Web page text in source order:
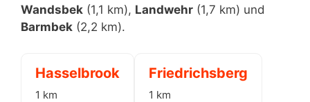
Wandsbek (1,1 km), Landwehr (1,7 km) und
Barmbek (2,2 km).
Hasselbrook
1 km
Friedrichsberg
1 km